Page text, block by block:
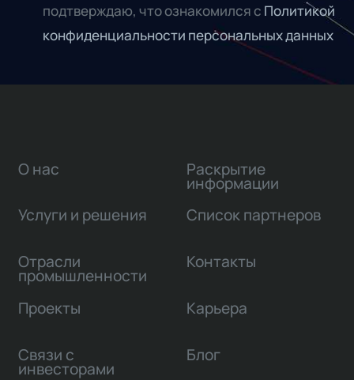
подтверждаю, что ознакомился с Политикой
конфиденциальности персональных данных
О нас
Услуги и решения
Отрасли
промышленности
Проекты
Связи с
инвесторами
Раскрытие
информации
Список партнеров
Контакты
Карьера
Блог